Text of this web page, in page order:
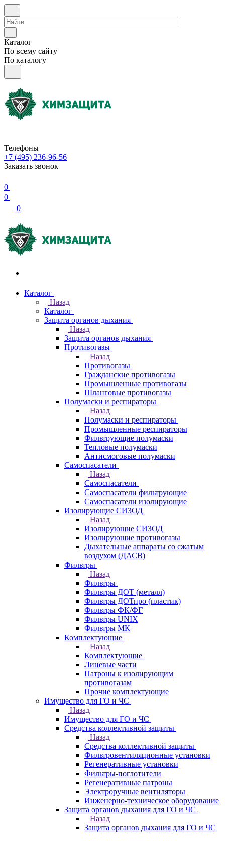
Каталог
По всему сайту
По каталогу
Телефоны
+7 (495) 236-96-56
Заказать звонок
0
0
0
Каталог
Назад
Каталог
Защита органов дыхания
Назад
Защита органов дыхания
Противогазы
Назад
Противогазы
Гражданские противогазы
Промышленные противогазы
Шланговые противогазы
Полумаски и респираторы
Назад
Полумаски и респираторы
Промышленные респираторы
Фильтрующие полумаски
Тепловые полумаски
Антисмоговые полумаски
Самоспасатели
Назад
Самоспасатели
Самоспасатели фильтрующие
Самоспасатели изолирующие
Изолирующие СИЗОД
Назад
Изолирующие СИЗОД
Изолирующие противогазы
Дыхательные аппараты со сжатым
воздухом (ДАСВ)
Фильтры
Назад
Фильтры
Фильтры ДОТ (металл)
Фильтры ДОТпро (пластик)
Фильтры ФК/ФГ
Фильтры UNIX
Фильтры МК
Комплектующие
Назад
Комплектующие
Лицевые части
Патроны к изолирующим
противогазам
Прочие комплектующие
Имущество для ГО и ЧС
Назад
Имущество для ГО и ЧС
Средства коллективной защиты
Назад
Средства коллективной защиты
Фильтровентиляционные установки
Регенеративные установки
Фильтры-поглотители
Регенеративные патроны
Электроручные вентиляторы
Инженерно-техническое оборудование
Защита органов дыхания для ГО и ЧС
Назад
Защита органов дыхания для ГО и ЧС